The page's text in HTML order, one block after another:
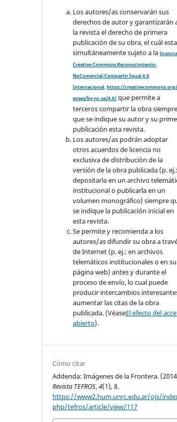
Los autores/as conservarán sus
derechos de autor y garantizarán
la revista el derecho de primera
publicación de su obra, el cuál
simultáneamente sujeto a la
Creative Commons Reconocimiento-
NoComercial-Compartir Igual 4.0
Internacional.https://
enses/by-nc-sa/4.0/ que permite a
terceros compartir la obra siempre
que se indique su autor y su
publicación esta revista.
Los autores/as podrán adoptar
otros acuerdos de licencia no
exclusiva de distribución de la
versión de la obra publicada (p. ej.:
depositarla en un archivo
institucional o publicarla en un
volumen monográfico) siempre
se indique la publicación inicial en
esta revista.
Se permite y recomienda a los
autores/as difundir su obra a
de Internet (p. ej.: en archivos
telemáticos institucionales o en su
página web) antes y durante el
proceso de envío, lo cual puede
producir intercambios
aumentar las citas de la obra
publicada. (VéaseEl efecto del
abierto).
Cómo citar
Addenda: Imágenes de la Frontera.
Revista TEFROS,4(1), 8.
https://www2.hum.unrc.edu.ar/ojs/
php/tefros/article/view/117